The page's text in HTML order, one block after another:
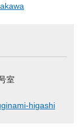
室
higashi